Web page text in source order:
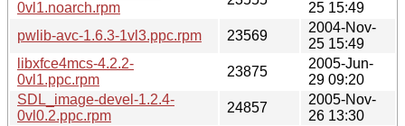
0vl1.noarch.rpm
25 15:49
pwlib-avc-1.6.3-1vl3.ppc.rpm
23569
2004-Nov-
25 15:49
libxfce4mcs-4.2.2-
0vl1.ppc.rpm
23875
2005-Jun-
29 09:20
SDL_image-devel-1.2.4-
0vl0.2.ppc.rpm
24857
2005-Nov-
26 13:30